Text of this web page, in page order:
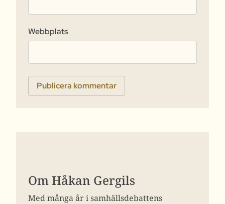
Webbplats
Om Håkan Gergils
Med många år i samhällsdebattens